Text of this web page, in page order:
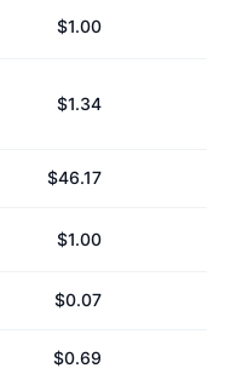
$1.00
$1.34
$46.17
$1.00
$0.07
$0.69